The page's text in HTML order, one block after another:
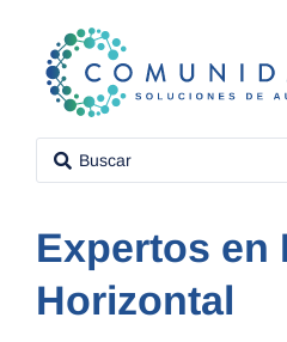
Expertos en
Horizontal